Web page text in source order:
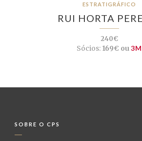
ESTRATIGRÁFICO
RUI HORTA
240€
Sócios: 169€ ou3M
SOBRE O CPS